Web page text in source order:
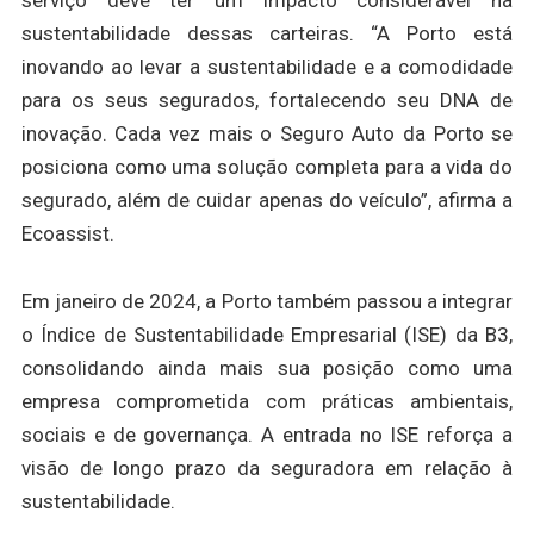
sustentabilidade dessas carteiras. “A Porto está
inovando ao levar a sustentabilidade e a comodidade
para os seus segurados, fortalecendo seu DNA de
inovação. Cada vez mais o Seguro Auto da Porto se
posiciona como uma solução completa para a vida do
segurado, além de cuidar apenas do veículo”, afirma a
Ecoassist.
Em janeiro de 2024, a Porto também passou a integrar
o Índice de Sustentabilidade Empresarial (ISE) da B3,
consolidando ainda mais sua posição como uma
empresa comprometida com práticas ambientais,
sociais e de governança. A entrada no ISE reforça a
visão de longo prazo da seguradora em relação à
sustentabilidade.